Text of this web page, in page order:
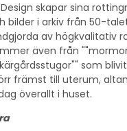
Design skapar sina
bilder i arkiv från 50-
av högkvalitativ
även från
som
främst till uterum,
överallt i huset.